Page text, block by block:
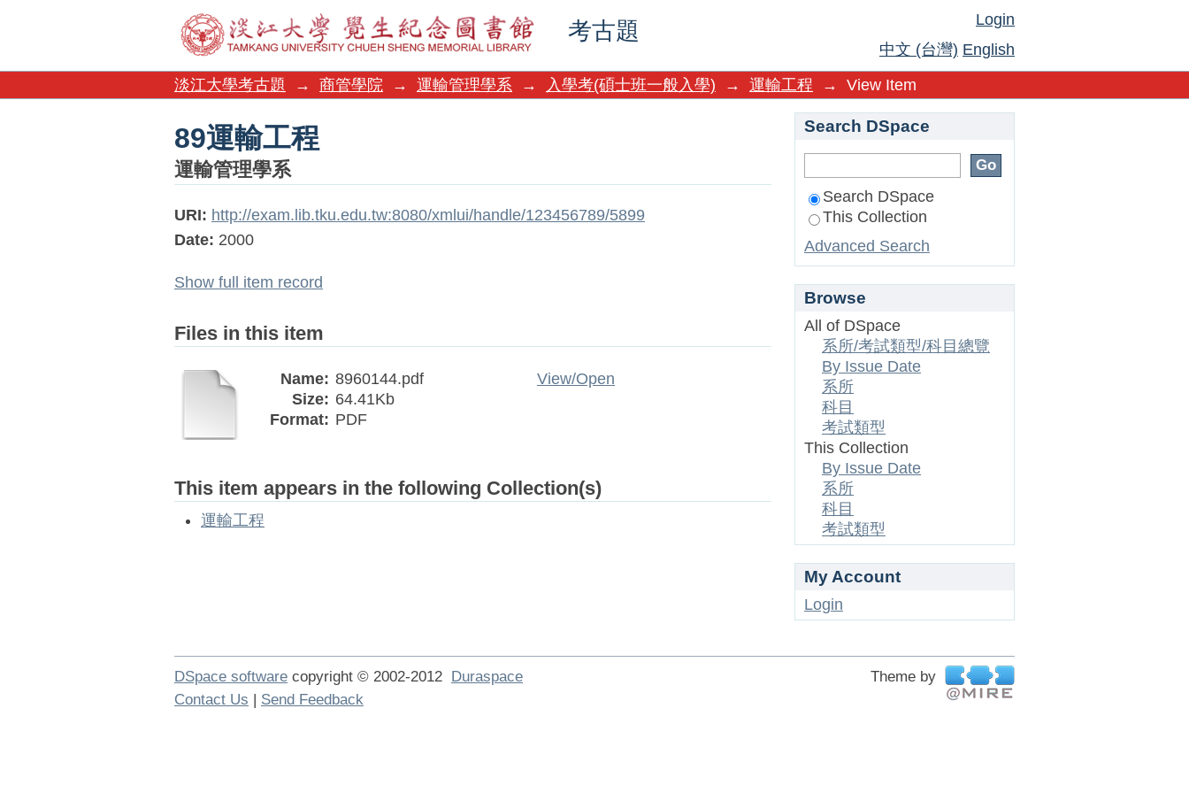
考古題
89運輸工程
Login
中文 (台灣) English
淡江大學考古題
→ 商管學院 → 運輸管理學系 → 入學考(碩士班一般入學) → 運輸工程 → View Item
89運輸工程
運輸管理學系
URI: http://exam.lib.tku.edu.tw:8080/xmlui/handle/123456789/5899
Date: 2000
Show full item record
Files in this item
Name: 8960144.pdf
Size: 64.41Kb
Format: PDF
View/Open
This item appears in the following Collection(s)
運輸工程
Search DSpace
Search DSpace
This Collection
Advanced Search
Browse
All of DSpace
系所/考試類型/科目總覽
By Issue Date
系所
科目
考試類型
This Collection
By Issue Date
系所
科目
考試類型
My Account
Login
DSpace software copyright © 2002-2012 Duraspace
Theme by
Contact Us | Send Feedback